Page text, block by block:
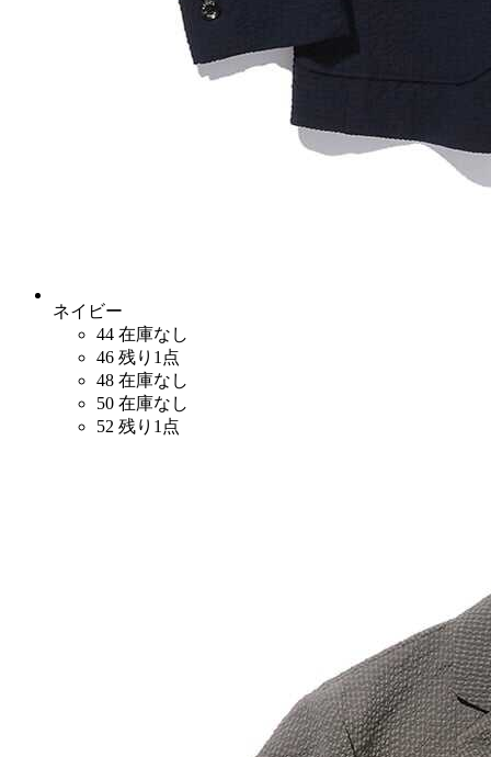
ネイビー
44 在庫なし
46 残り1点
48 在庫なし
50 在庫なし
52 残り1点